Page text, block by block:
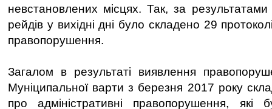
невстановлених місцях. Так, за
рейдів у вихідні дні було складено 29
правопорушення.
Загалом в результаті виявлення
Муніципальної варти з березня 2017 року
про адміністративні правопорушення, які